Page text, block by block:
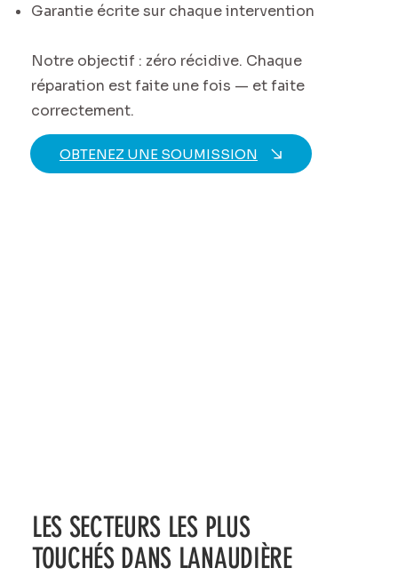
Garantie écrite sur chaque intervention
Notre objectif : zéro récidive. Chaque
réparation est faite une fois — et faite
correctement.
OBTENEZ UNE SOUMISSION
LES SECTEURS LES PLUS
TOUCHÉS DANS LANAUDIÈRE